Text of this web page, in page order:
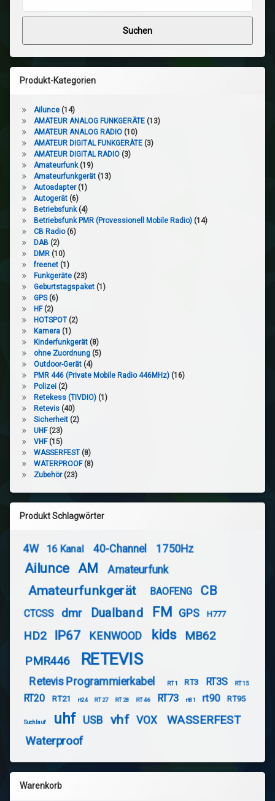
Suchen
Produkt-Kategorien
Ailunce (14)
AMATEUR ANALOG FUNKGERÄTE (13)
AMATEUR ANALOG RADIO (10)
AMATEUR DIGITAL FUNKGERÄTE (3)
AMATEUR DIGITAL RADIO (3)
Amateurfunk (19)
Amateurfunkgerät (13)
Autoadapter (1)
Autogerät (6)
Betriebsfunk (4)
Betriebsfunk PMR (Provessionell Mobile Radio) (14)
CB Radio (6)
DAB (2)
DMR (10)
freenet (1)
Funkgeräte (23)
Geburtstagspaket (1)
GPS (6)
HF (2)
HOTSPOT (2)
Kamera (1)
Kinderfunkgerät (8)
ohne Zuordnung (5)
Outdoor-Gerät (4)
PMR 446 (Private Mobile Radio 446MHz) (16)
Polizei (2)
Retekess (TIVDIO) (1)
Retevis (40)
Sicherheit (2)
UHF (23)
VHF (15)
WASSERFEST (8)
WATERPROOF (8)
Zubehör (23)
Produkt Schlagwörter
4W 16 Kanal 40-Channel 1750Hz
Ailunce AM Amateurfunk
Amateurfunkgerät BAOFENG CB
CTCSS dmr Dualband FM GPS H777
HD2 IP67 KENWOOD kids
MB62
PMR446
RETEVIS
Retevis Programmierkabel RT1 RT3 RT3S RT15
RT20 RT21 rt24 RT27 RT28 RT46 RT73 rt81 rt90 RT95
Suchlauf uhf USB vhf VOX
WASSERFEST
Waterproof
Warenkorb